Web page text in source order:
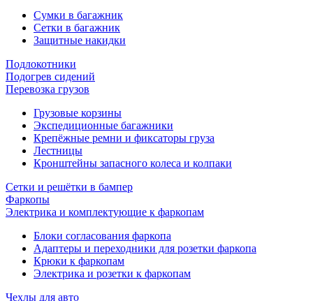
Сумки в багажник
Сетки в багажник
Защитные накидки
Подлокотники
Подогрев сидений
Перевозка грузов
Грузовые корзины
Экспедиционные багажники
Крепёжные ремни и фиксаторы груза
Лестницы
Кронштейны запасного колеса и колпаки
Сетки и решётки в бампер
Фаркопы
Электрика и комплектующие к фаркопам
Блоки согласования фаркопа
Адаптеры и переходники для розетки фаркопа
Крюки к фаркопам
Электрика и розетки к фаркопам
Чехлы для авто